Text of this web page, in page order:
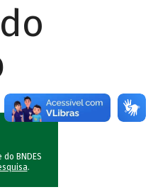
BNDES
.